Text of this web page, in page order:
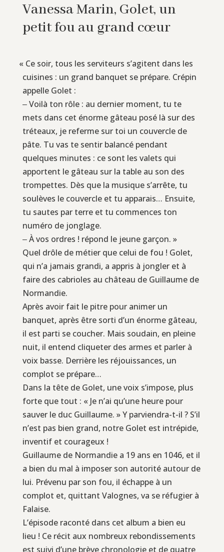
Vanessa Marin, Golet, un
petit fou au grand cœur
« Ce soir, tous les serviteurs s’agitent dans les
cuisines : un grand banquet se prépare. Crépin
appelle Golet :
‒ Voilà ton rôle : au dernier moment, tu te
mets dans cet énorme gâteau posé là sur des
tréteaux, je referme sur toi un couvercle de
pâte. Tu vas te sentir balancé pendant
quelques minutes : ce sont les valets qui
apportent le gâteau sur la table au son des
trompettes. Dès que la musique s’arrête, tu
soulèves le couvercle et tu apparais… Ensuite,
tu sautes par terre et tu commences ton
numéro de jonglage.
‒ À vos ordres ! répond le jeune garçon. »
Quel drôle de métier que celui de fou ! Golet,
qui n’a jamais grandi, a appris à jongler et à
faire des cabrioles au château de Guillaume de
Normandie.
Après avoir fait le pitre pour animer un
banquet, après être sorti d’un énorme gâteau,
il est parti se coucher. Mais soudain, en pleine
nuit, il entend cliqueter des armes et parler à
voix basse. Derrière les réjouissances, un
complot se prépare…
Dans la tête de Golet, une voix s’impose, plus
forte que tout : « Je n’ai qu’une heure pour
sauver le duc Guillaume. » Y parviendra-t-il ? S’il
n’est pas bien grand, notre Golet est intrépide,
inventif et courageux !
Guillaume de Normandie a 19 ans en 1046, et il
a bien du mal à imposer son autorité autour de
lui. Prévenu par son fou, il échappe à un
complot et, quittant Valognes, va se réfugier à
Falaise.
L’épisode raconté dans cet album a bien eu
lieu ! Ce récit aux nombreux rebondissements
est suivi d’une brève chronologie et de quatre